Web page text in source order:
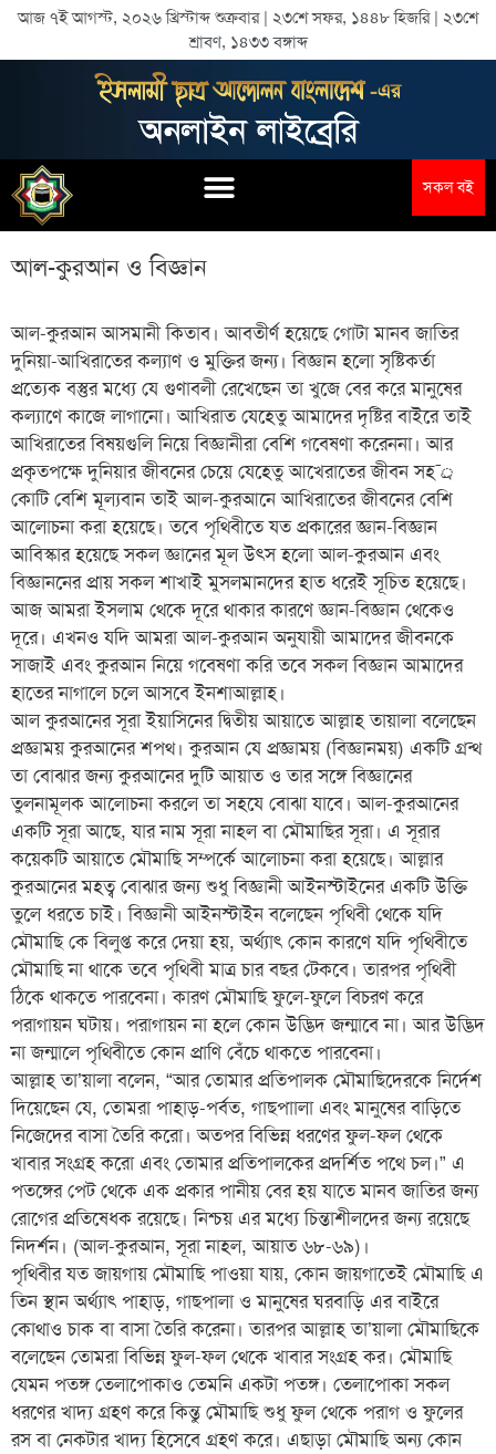
আজ ৭ই আগস্ট, ২০২৬ খ্রিস্টাব্দ শুক্রবার | ২৩শে সফর, ১৪৪৮ হিজরি | ২৩শে
শ্রাবণ, ১৪৩৩ বঙ্গাব্দ
সকল বই
আল-কুরআন ও বিজ্ঞান
আল-কুরআন আসমানী কিতাব। আবতীর্ণ হয়েছে গোটা মানব জাতির
দুনিয়া-আখিরাতের কল্যাণ ও মুক্তির জন্য। বিজ্ঞান হলো সৃষ্টিকর্তা
প্রত্যেক বস্তুর মধ্যে যে গুণাবলী রেখেছেন তা খুজে বের করে মানুষের
কল্যাণে কাজে লাগানো। আখিরাত যেহেতু আমাদের দৃষ্টির বাইরে তাই
আখিরাতের বিষয়গুলি নিয়ে বিজ্ঞানীরা বেশি গবেষণা করেননা। আর
প্রকৃতপক্ষে দুনিয়ার জীবনের চেয়ে যেহেতু আখেরাতের জীবন সহ¯্র
কোটি বেশি মূল্যবান তাই আল-কুরআনে আখিরাতের জীবনের বেশি
আলোচনা করা হয়েছে। তবে পৃথিবীতে যত প্রকারের জ্ঞান-বিজ্ঞান
আবিস্কার হয়েছে সকল জ্ঞানের মূল উৎস হলো আল-কুরআন এবং
বিজ্ঞাননের প্রায় সকল শাখাই মুসলমানদের হাত ধরেই সূচিত হয়েছে।
আজ আমরা ইসলাম থেকে দূরে থাকার কারণে জ্ঞান-বিজ্ঞান থেকেও
দূরে। এখনও যদি আমরা আল-কুরআন অনুযায়ী আমাদের জীবনকে
সাজাই এবং কুরআন নিয়ে গবেষণা করি তবে সকল বিজ্ঞান আমাদের
হাতের নাগালে চলে আসবে ইনশাআল্লাহ।
আল কুরআনের সূরা ইয়াসিনের দ্বিতীয় আয়াতে আল্লাহ তায়ালা বলেছেন
প্রজ্ঞাময় কুরআনের শপথ। কুরআন যে প্রজ্ঞাময় (বিজ্ঞানময়) একটি গ্রন্থ
তা বোঝার জন্য কুরআনের দুটি আয়াত ও তার সঙ্গে বিজ্ঞানের
তুলনামূলক আলোচনা করলে তা সহযে বোঝা যাবে। আল-কুরআনের
একটি সূরা আছে, যার নাম সূরা নাহল বা মৌমাছির সূরা। এ সূরার
কয়েকটি আয়াতে মৌমাছি সম্পর্কে আলোচনা করা হয়েছে। আল্লার
কুরআনের মহত্ব বোঝার জন্য শুধু বিজ্ঞানী আইনস্টাইনের একটি উক্তি
তুলে ধরতে চাই। বিজ্ঞানী আইনস্টাইন বলেছেন পৃথিবী থেকে যদি
মৌমাছি কে বিলুপ্ত করে দেয়া হয়, অর্থ্যাৎ কোন কারণে যদি পৃথিবীতে
মৌমাছি না থাকে তবে পৃথিবী মাত্র চার বছর টেকবে। তারপর পৃথিবী
ঠিকে থাকতে পারবেনা। কারণ মৌমাছি ফুলে-ফুলে বিচরণ করে
পরাগায়ন ঘটায়। পরাগায়ন না হলে কোন উদ্ভিদ জন্মাবে না। আর উদ্ভিদ
না জন্মালে পৃথিবীতে কোন প্রাণি বেঁচে থাকতে পারবেনা।
আল্লাহ তা’য়ালা বলেন, “আর তোমার প্রতিপালক মৌমাছিদেরকে নির্দেশ
দিয়েছেন যে, তোমরা পাহাড়-পর্বত, গাছপাালা এবং মানুষের বাড়িতে
নিজেদের বাসা তৈরি করো। অতপর বিভিন্ন ধরণের ফুল-ফল থেকে
খাবার সংগ্রহ করো এবং তোমার প্রতিপালকের প্রদর্শিত পথে চল।” এ
পতঙ্গের পেট থেকে এক প্রকার পানীয় বের হয় যাতে মানব জাতির জন্য
রোগের প্রতিষেধক রয়েছে। নিশ্চয় এর মধ্যে চিন্তাশীলদের জন্য রয়েছে
নিদর্শন। (আল-কুরআন, সূরা নাহল, আয়াত ৬৮-৬৯)।
পৃথিবীর যত জায়গায় মৌমাছি পাওয়া যায়, কোন জায়গাতেই মৌমাছি এ
তিন স্থান অর্থ্যাৎ পাহাড়, গাছপালা ও মানুষের ঘরবাড়ি এর বাইরে
কোথাও চাক বা বাসা তৈরি করেনা। তারপর আল্লাহ তা’য়ালা মৌমাছিকে
বলেছেন তোমরা বিভিন্ন ফুল-ফল থেকে খাবার সংগ্রহ কর। মৌমাছি
যেমন পতঙ্গ তেলাপোকাও তেমনি একটা পতঙ্গ। তেলাপোকা সকল
ধরণের খাদ্য গ্রহণ করে কিন্তু মৌমাছি শুধু ফুল থেকে পরাগ ও ফুলের
রস বা নেকটার খাদ্য হিসেবে গ্রহণ করে। এছাড়া মৌমাছি অন্য কোন